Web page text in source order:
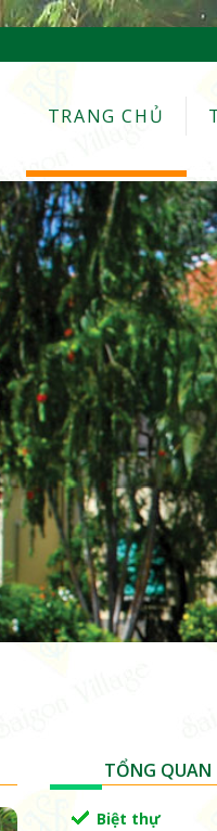
TRANG CHỦ
TỔNG QUAN
Biệt thự